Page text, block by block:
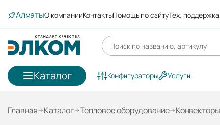
АлматыО компанииКонтактыПомощь по сайтуТех. поддержка
Каталог Конфигураторы Услуги
Главная Каталог Тепловое оборудование Конвекторы